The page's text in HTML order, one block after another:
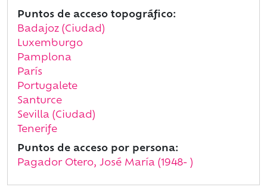
Puntos de acceso topográfico:
Badajoz (Ciudad)
Luxemburgo
Pamplona
París
Portugalete
Santurce
Sevilla (Ciudad)
Tenerife
Puntos de acceso por persona:
Pagador Otero, José María (1948- )